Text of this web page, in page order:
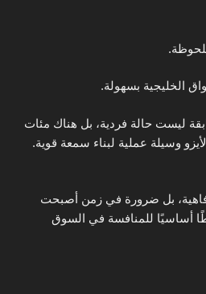
الخليجية بسهولة.
ليست حالة فردية، بل هناك مئات
وسيلة عملية لبناء سمعة قوية.
بل ضرورة في زمن أصبحت
أساسيًا للمنافسة في السوق